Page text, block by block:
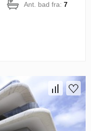
Ant. bad fra:7